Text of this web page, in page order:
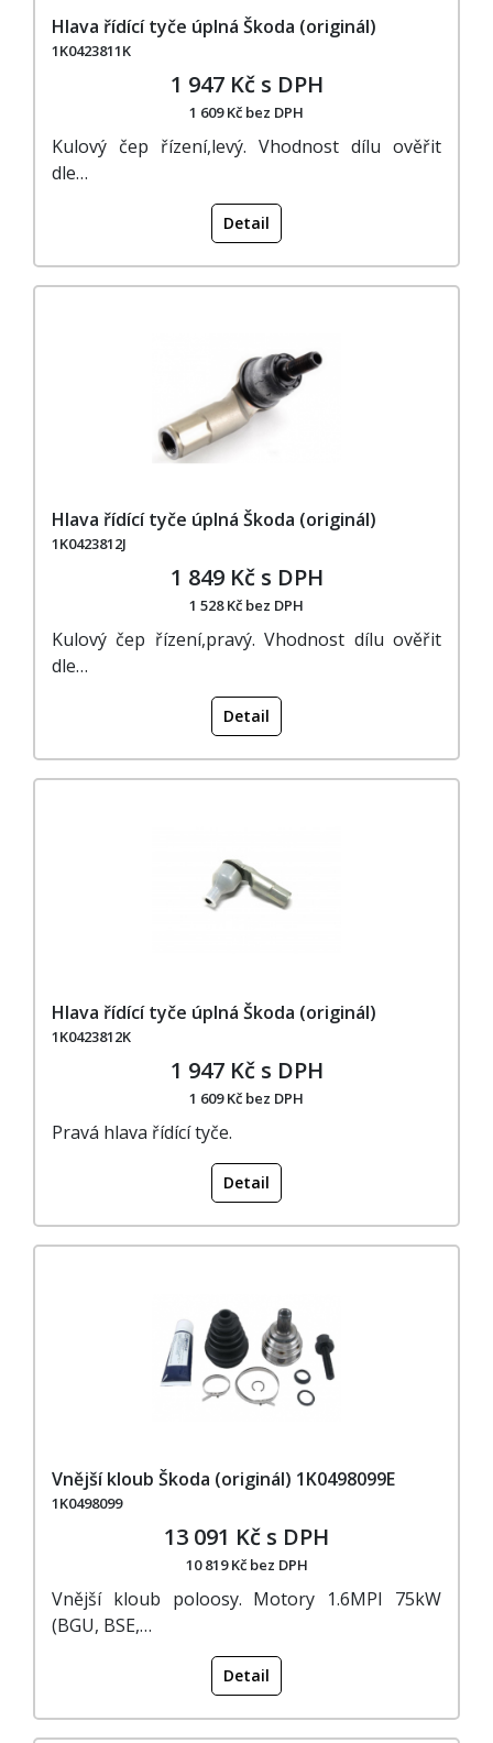
Hlava řídící tyče úplná Škoda (originál)
1K0423811K
1 947 Kč s DPH
1 609 Kč bez DPH
Kulový čep řízení,levý. Vhodnost dílu ověřit
dle…
Detail
Hlava řídící tyče úplná Škoda (originál)
1K0423812J
1 849 Kč s DPH
1 528 Kč bez DPH
Kulový čep řízení,pravý. Vhodnost dílu ověřit
dle…
Detail
Hlava řídící tyče úplná Škoda (originál)
1K0423812K
1 947 Kč s DPH
1 609 Kč bez DPH
Pravá hlava řídící tyče.
Detail
Vnější kloub Škoda (originál) 1K0498099E
1K0498099
13 091 Kč s DPH
10 819 Kč bez DPH
Vnější kloub poloosy. Motory 1.6MPI 75kW
(BGU, BSE,…
Detail